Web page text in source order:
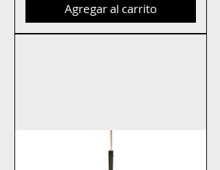
Agregar al carrito